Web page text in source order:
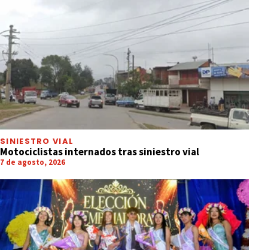
SINIESTRO VIAL
Motociclistas internados tras siniestro vial
7 de agosto, 2026